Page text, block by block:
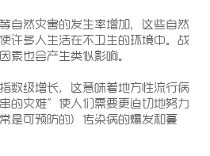
自然灾害的发生率增加，这些自然
许多人生活在不卫生的环境中。战
素也会产生类似影响。
数级增长，这意味着地方性流行病
的灾难”使人们需要更迫切地努力
是可预防的）传染病的爆发和蔓